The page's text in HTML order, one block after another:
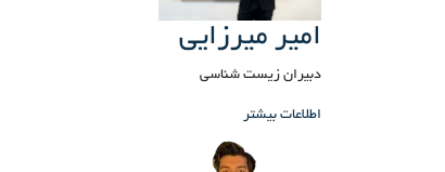
امیر میرزایی
دبیران زیست شناسی
اطلاعات بیشتر